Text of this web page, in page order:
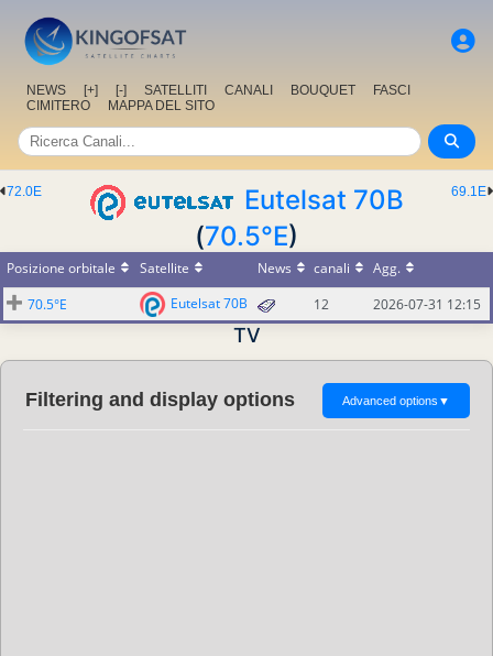
NEWS [+] [-] SATELLITI CANALI BOUQUET
FASCI
CIMITERO
MAPPA DEL SITO
69.1E
72.0E
Eutelsat 70B
(70.5°E)
Posizione orbitale Satellite News canali
Agg.
70.5°E
Eutelsat 70B 12 2026-07-31 12:15
TV
Filtering and display options Advanced options ▼